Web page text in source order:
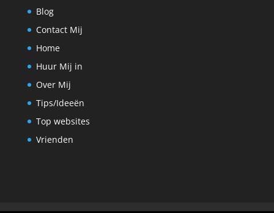
Blog
Contact Mij
Home
Huur Mij in
Over Mij
Tips/Ideeën
Top websites
Vrienden